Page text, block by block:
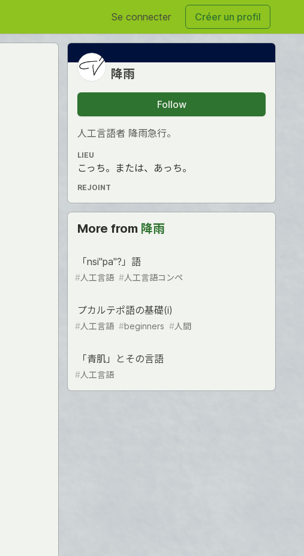
Se connecter Créer un profil
降雨
Follow
人工言語者 降雨急行。
LIEU
こっち。または、あっち。
REJOINT
More from 降雨
「nsi"pa"?」語
#人工言語 #人工言語コンペ
プカルテポ語の基礎(i)
#人工言語 #beginners #人間
「青肌」とその言語
#人工言語